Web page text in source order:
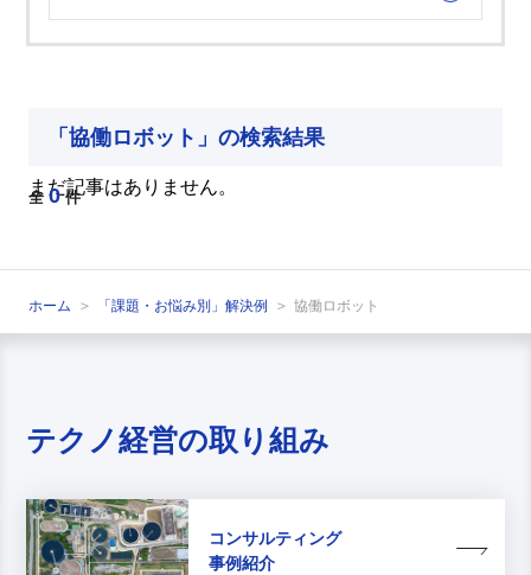
「協働ロボット」の検索結果
全 0 件
まだ記事はありません。
ホーム 「課題・お悩み別」解決例 協働ロボット
テクノ経営の取り組み
コンサルティング
事例紹介